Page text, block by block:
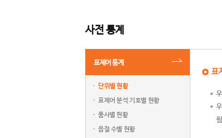
사전 통계
표제어 통계
단위별 현황
표제어 분석 기호별 현황
품사별 현황
음절 수별 현황
표